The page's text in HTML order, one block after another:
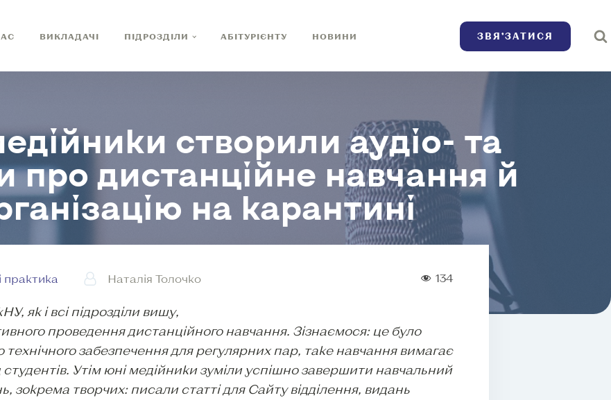
ВИКЛАДАЧІ ПІДРОЗДІЛИ АБІТУРІЄНТУ НОВИНИ ЗВЯ’ЗАТИСЯ
створили аудіо- та
про дистанційне навчання й
на карантині
практика Наталія Толочко 134
як і всі підрозділи вишу,
проведення дистанційного навчання. Зізнаємося: це було
забезпечення для регулярних пар, таке навчання вимагає
студентів. Утім юні медійники зуміли успішно завершити навчальний
зокрема творчих: писали статті для Сайту відділення, видань